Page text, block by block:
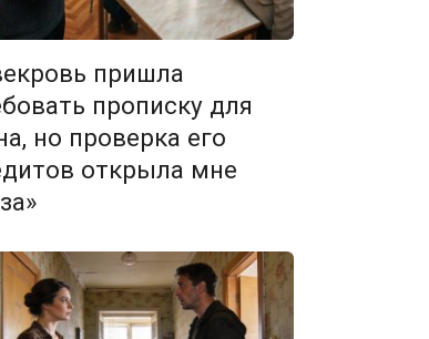
пришла
прописку для
но проверка его
открыла мне